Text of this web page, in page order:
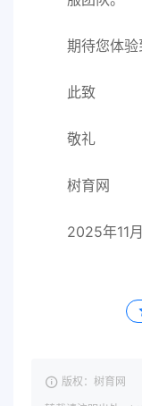
期待您体验
此致
敬礼
树育网
2025年11
版权：树育网